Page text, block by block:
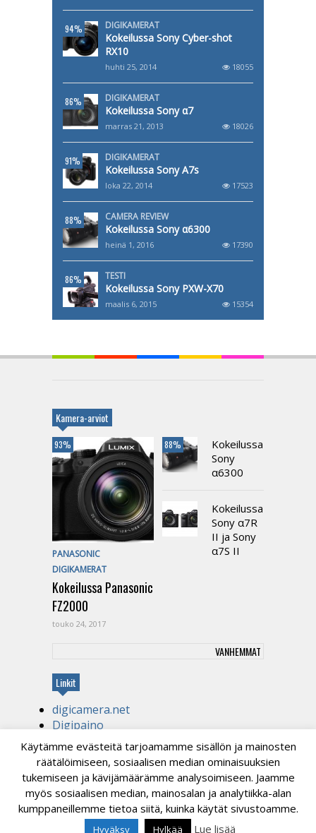
94% DIGIKAMERAT
Kokeilussa Sony Cyber-shot
RX10
huhti 25, 2014 18055
86% DIGIKAMERAT
Kokeilussa Sony α7
marras 21, 2013 18026
91% DIGIKAMERAT
Kokeilussa Sony A7s
loka 22, 2014 17523
88% CAMERA REVIEW
Kokeilussa Sony α6300
heinä 1, 2016 17390
86% TESTI
Kokeilussa Sony PXW-X70
maalis 6, 2015 15354
Kamera-arviot
93%
PANASONIC
DIGIKAMERAT
Kokeilussa Panasonic
FZ2000
touko 24, 2017
88%
Kokeilussa
Sony
α6300
Kokeilussa
Sony α7R
II ja Sony
α7S II
VANHEMMAT
Linkit
digicamera.net
Digipaino
Kirjapaino
tekniikanihmelapsi.com
Videotuotantoa
Digikuvaus.fi
Käytämme evästeitä tarjoamamme sisällön ja mainosten
räätälöimiseen, sosiaalisen median ominaisuuksien
tukemiseen ja kävijämäärämme analysoimiseen. Jaamme
myös sosiaalisen median, mainosalan ja analytiikka-alan
kumppaneillemme tietoa siitä, kuinka käytät sivustoamme.
Hyväksy Hylkää Lue lisää